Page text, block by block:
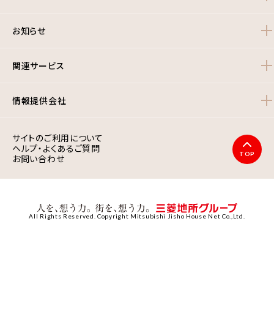
お知らせ
関連サービス
情報提供会社
サイトのご利用について
ヘルプ・よくあるご質問
お問い合わせ
TOP
All Rights Reserved. Copyright Mitsubishi Jisho House Net Co.,Ltd.